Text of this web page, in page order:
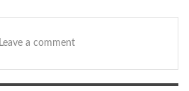
Leave a comment